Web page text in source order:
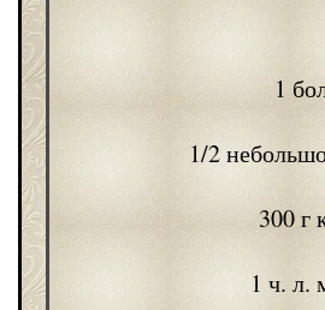
1
1/2
300 г
1 ч. л.